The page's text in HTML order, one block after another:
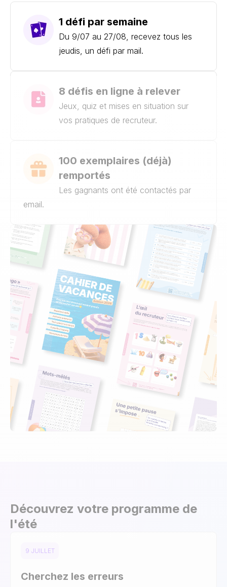
1 défi par semaine
Du 9/07 au 27/08, recevez tous les
jeudis, un défi par mail.
8 défis en ligne à relever
Jeux, quiz et mises en situation sur
vos pratiques de recruteur.
100 exemplaires (déjà)
remportés
Les gagnants ont été contactés par
email.
Découvrez votre programme de
l'été
9 JUILLET
Cherchez les erreurs